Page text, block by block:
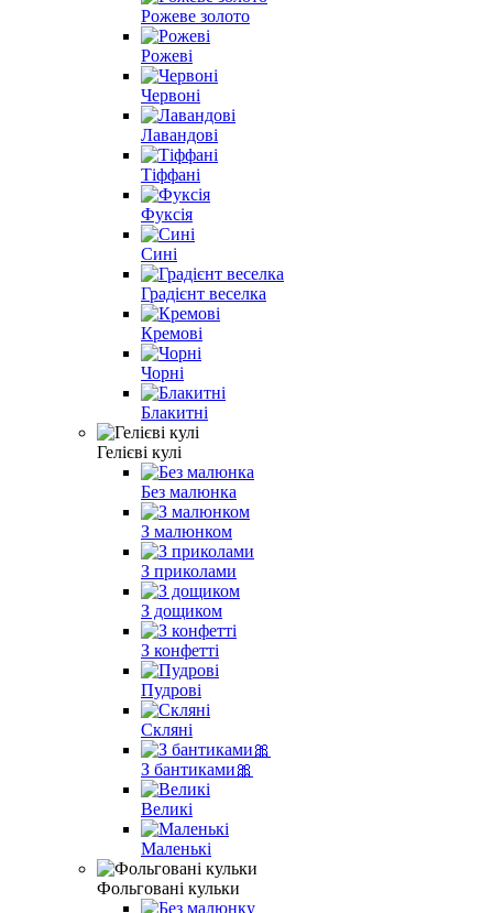
Рожеве золото
Рожеві
Червоні
Лавандові
Тіффані
Фуксія
Сині
Градієнт веселка
Кремові
Чорні
Блакитні
Гелієві кулі
Без малюнка
З малюнком
З приколами
З дощиком
З конфетті
Пудрові
Скляні
З бантиками🎀
Великі
Маленькі
Фольговані кульки